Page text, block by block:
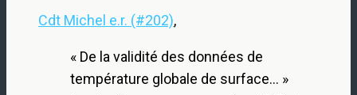
Cdt Michel e.r. (#202),
« De la validité des données de
température globale de surface… »